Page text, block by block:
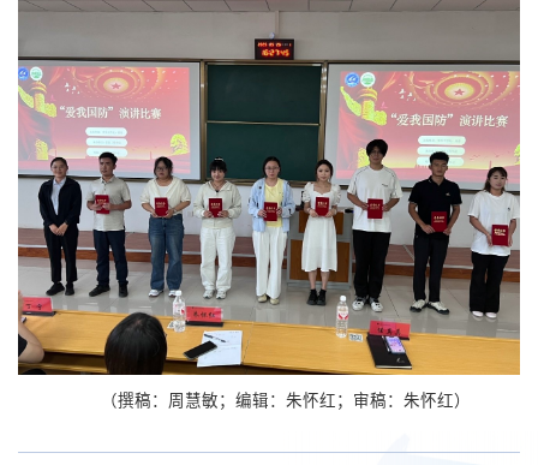
（撰稿：周慧敏；编辑：朱怀红；审稿：朱怀红）